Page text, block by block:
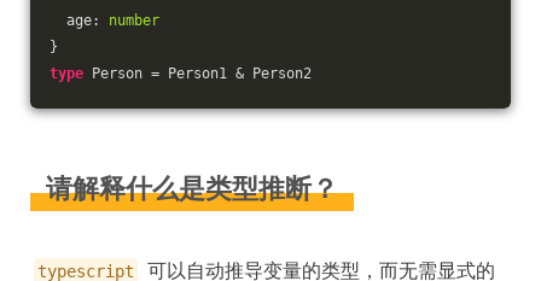
age: number
}
type Person = Person1 & Person2
请解释什么是类型推断？
typescript
可以自动推导变量的类型，而无需显式的